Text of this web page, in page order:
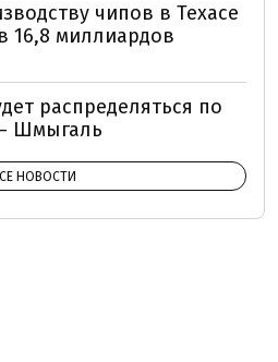
чипов в Техасе
16,8 миллиардов
распределяться по
Шмыгаль
НОВОСТИ